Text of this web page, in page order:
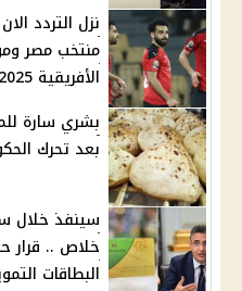
نزل التردد
منتخب مصر
الأفريقية 2025
بشري سارة
بعد تحرك
سينفذ خلال
خلاص .. قرار
البطاقات